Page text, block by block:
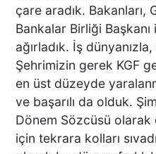
çare aradık. Bakanları,
Bankalar Birliği
ağırladık. İş
Şehrimizin gerek KGF
en üst düzeyde
ve başarılı da olduk.
Dönem Sözcüsü olarak
için tekrara kolları